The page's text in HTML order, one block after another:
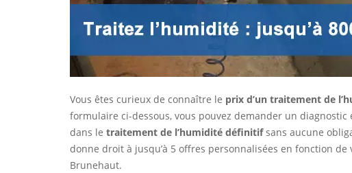
Vous êtes curieux de connaître le prix d’un traitement de
formulaire ci-dessous, vous pouvez demander un diagnostic
dans le traitement de l’humidité définitifsans aucune
donne droit à jusqu’à 5 offres personnalisées en fonction
Brunehaut.